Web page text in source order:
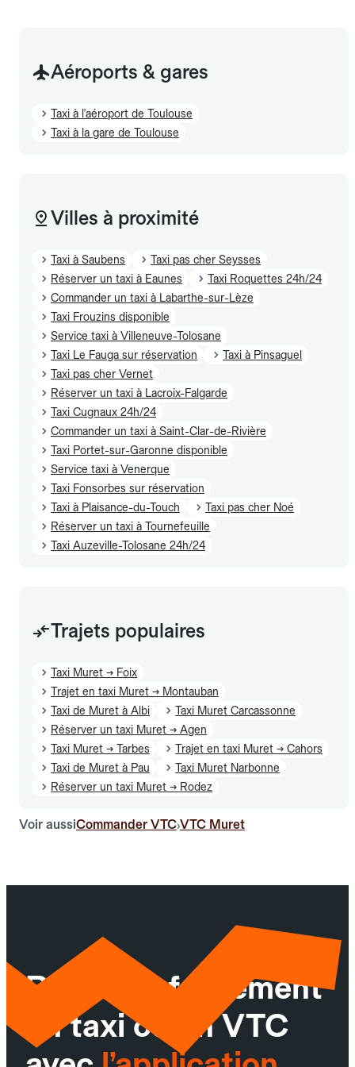
Aéroports & gares
Taxi à l'aéroport de Toulouse
Taxi à la gare de Toulouse
Villes à proximité
Taxi à Saubens
Taxi pas cher Seysses
Réserver un taxi à Eaunes
Taxi Roquettes 24h/24
Commander un taxi à Labarthe-sur-Lèze
Taxi Frouzins disponible
Service taxi à Villeneuve-Tolosane
Taxi Le Fauga sur réservation
Taxi à Pinsaguel
Taxi pas cher Vernet
Réserver un taxi à Lacroix-Falgarde
Taxi Cugnaux 24h/24
Commander un taxi à Saint-Clar-de-Rivière
Taxi Portet-sur-Garonne disponible
Service taxi à Venerque
Taxi Fonsorbes sur réservation
Taxi à Plaisance-du-Touch
Taxi pas cher Noé
Réserver un taxi à Tournefeuille
Taxi Auzeville-Tolosane 24h/24
Trajets populaires
Taxi Muret → Foix
Trajet en taxi Muret → Montauban
Taxi de Muret à Albi
Taxi Muret Carcassonne
Réserver un taxi Muret → Agen
Taxi Muret → Tarbes
Trajet en taxi Muret → Cahors
Taxi de Muret à Pau
Taxi Muret Narbonne
Réserver un taxi Muret → Rodez
Voir aussiCommander VTC›VTC Muret
Réservez facilement
un taxi ou un VTC